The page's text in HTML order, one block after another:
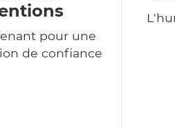
pour une
de confiance